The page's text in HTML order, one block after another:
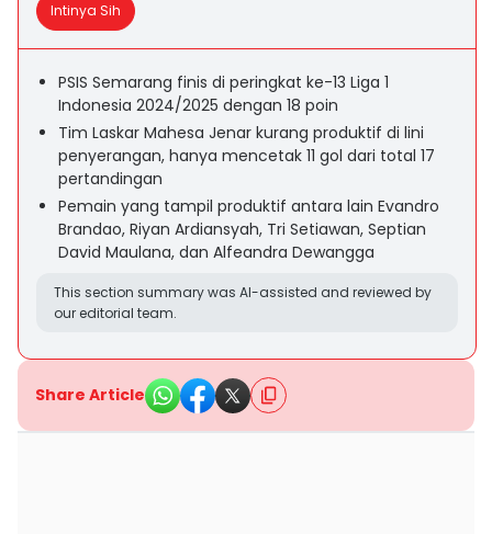
Intinya Sih
PSIS Semarang finis di peringkat ke-13 Liga 1
Indonesia 2024/2025 dengan 18 poin
Tim Laskar Mahesa Jenar kurang produktif di lini
penyerangan, hanya mencetak 11 gol dari total 17
pertandingan
Pemain yang tampil produktif antara lain Evandro
Brandao, Riyan Ardiansyah, Tri Setiawan, Septian
David Maulana, dan Alfeandra Dewangga
This section summary was AI-assisted and reviewed by
our editorial team.
Share Article